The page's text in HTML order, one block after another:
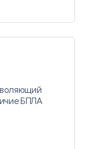
БПЛА